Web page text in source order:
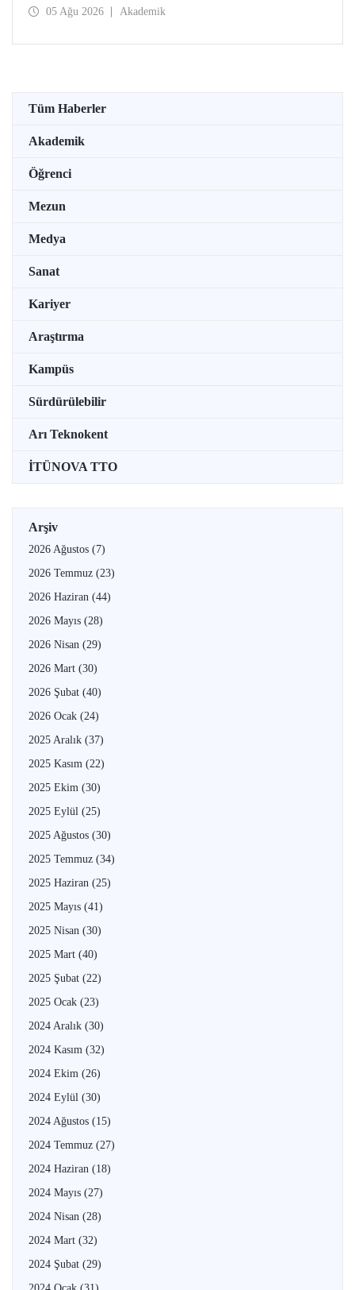
Koşullarına Bağlı Mikrolif Salımı: Aşınma, UV Maruziyeti
05 Ağu 2026 Akademik
Tüm Haberler
Akademik
Öğrenci
Mezun
Medya
Sanat
Kariyer
Araştırma
Kampüs
Sürdürülebilir
Arı Teknokent
İTÜNOVA TTO
Arşiv
2026 Ağustos (7)
2026 Temmuz (23)
2026 Haziran (44)
2026 Mayıs (28)
2026 Nisan (29)
2026 Mart (30)
2026 Şubat (40)
2026 Ocak (24)
2025 Aralık (37)
2025 Kasım (22)
2025 Ekim (30)
2025 Eylül (25)
2025 Ağustos (30)
2025 Temmuz (34)
2025 Haziran (25)
2025 Mayıs (41)
2025 Nisan (30)
2025 Mart (40)
2025 Şubat (22)
2025 Ocak (23)
2024 Aralık (30)
2024 Kasım (32)
2024 Ekim (26)
2024 Eylül (30)
2024 Ağustos (15)
2024 Temmuz (27)
2024 Haziran (18)
2024 Mayıs (27)
2024 Nisan (28)
2024 Mart (32)
2024 Şubat (29)